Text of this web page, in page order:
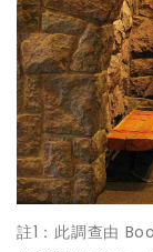
註1：此調查由